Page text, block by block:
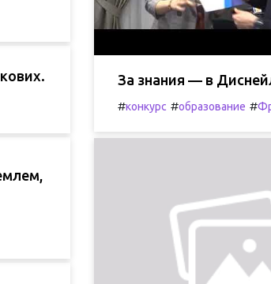
За знания — в
#конкурс #образование #